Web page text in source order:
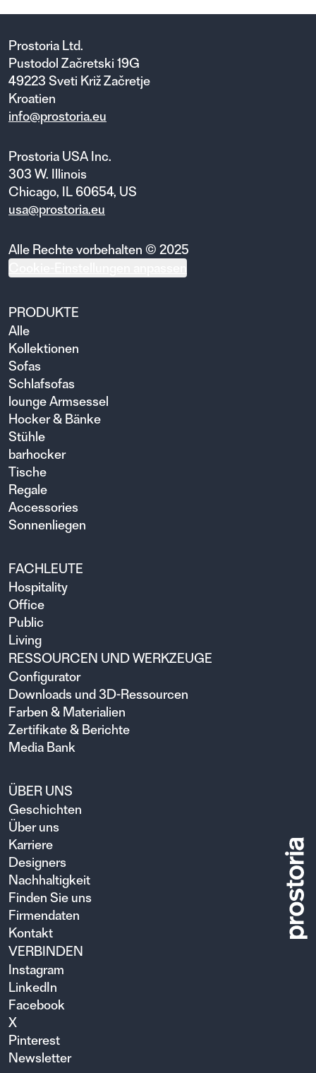
Prostoria Ltd.
Pustodol Začretski 19G
49223 Sveti Križ Začretje
Kroatien
info@prostoria.eu
Prostoria USA Inc.
303 W. Illinois
Chicago, IL 60654, US
usa@prostoria.eu
Alle Rechte vorbehalten © 2025
PRODUKTE
Alle
Kollektionen
Sofas
Schlafsofas
lounge Armsessel
Hocker & Bänke
Stühle
barhocker
Tische
Regale
Accessories
Sonnenliegen
FACHLEUTE
Hospitality
Office
Public
Living
RESSOURCEN UND WERKZEUGE
Configurator
Downloads und 3D-Ressourcen
Farben & Materialien
Zertifikate & Berichte
Media Bank
ÜBER UNS
Geschichten
Über uns
Karriere
Designers
Nachhaltigkeit
Finden Sie uns
Firmendaten
Kontakt
VERBINDEN
Instagram
LinkedIn
Facebook
X
Pinterest
Newsletter